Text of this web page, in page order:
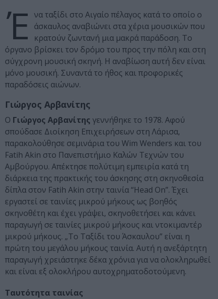
Έ να ταξίδι στο Αιγαίο πέλαγος κατά το οποίο ο
άσκαυλος αναβιώνει στα χέρια μουσικών που
κρατούν ζωντανή μια μακρά παράδοση. Το
όργανο βρίσκει τον δρόμο του προς την πόλη και στη
σύγχρονη μουσική σκηνή. Η αναβίωση αυτή δεν είναι
μόνο μουσική. Συναντά το ήθος και προφορικές
παραδόσεις αιώνων.
Γιώργος Αρβανίτης
Ο Γιώργος Αρβανίτης γεννήθηκε το 1978. Αφού
σπούδασε Διοίκηση Επιχειρήσεων στη Λάρισα,
παρακολούθησε σεμινάρια του Wim Wenders και του
Fatih Akin στο Πανεπιστήμιο Καλών Τεχνών του
Αμβούργου. Απέκτησε πολύτιμη εμπειρία κατά τη
διάρκεια της πρακτικής του άσκησης στη σκηνοθεσία
δίπλα στον Fatih Akin στην ταινία “Head On”. Έχει
εργαστεί σε ταινίες μικρού μήκους ως βοηθός
σκηνοθέτη και έχει γράψει, σκηνοθετήσει και κάνει
παραγωγή σε ταινίες μικρού μήκους και ντοκιμαντέρ
μικρού μήκους. „Το Ταξίδι του Άσκαυλου” είναι η
πρώτη του μεγάλου μήκους ταινία. Αυτή η ανεξάρτητη
παραγωγή χρειάστηκε δέκα χρόνια για να ολοκληρωθεί
και είναι εξ ολοκλήρου αυτοχρηματοδοτούμενη.
Ταυτότητα ταινίας